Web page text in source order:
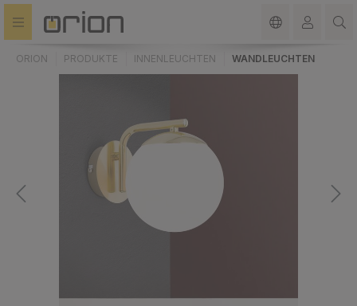
springen
ORION PRODUKTE INNENLEUCHTEN WANDLEUCHTEN